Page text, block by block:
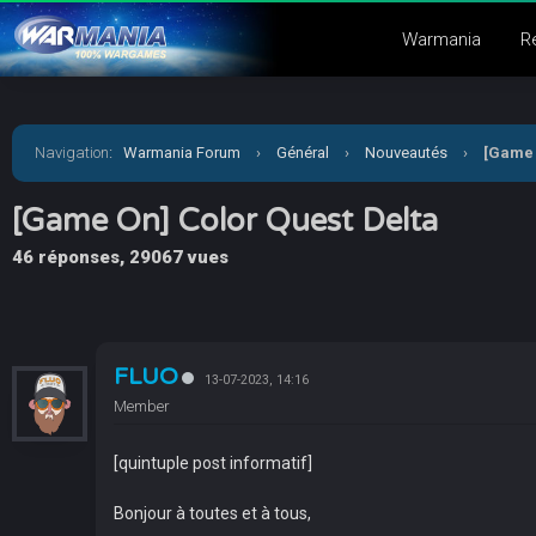
Warmania
Navigation: Warmania Forum › Général › Nouveautés ›
[Game On] Color Quest Delta
46 réponses, 29067 vues
FLUO 13-07-2023, 14:16
Member
[quintuple post informatif]
Bonjour à toutes et à tous,